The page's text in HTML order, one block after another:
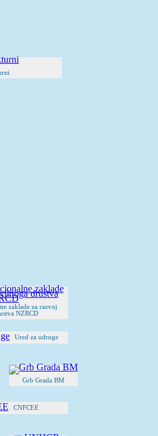
zaklade za razvoj
NZRCD
Ured za udruge
Grb Grada BM
CNFCEE